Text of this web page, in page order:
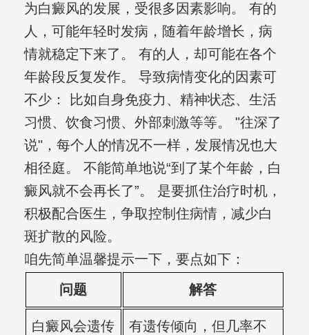
为白癜风的发展，受很多因素影响。 有的
人，可能年轻时发病，随着年龄增长，病
情就稳定下来了。 有的人，却可能在各个
年龄段反复发作。 导致病情变化的因素可
不少： 比如自身免疫力、精神状态、生活
习惯、饮食习惯、外部刺激等等。 "往深了
说"，每个人的情况不一样，发展情况也大
相径庭。 不能简单地说“到了某个年龄，白
癜风就不会再长了”。 是要抓住治疗时机，
积极配合医生，争取控制住病情，减少白
斑扩散的风险。
咱先简单温馨提示一下，要点如下：
问题
解答
白癜风会遗传
有遗传倾向，但几率不